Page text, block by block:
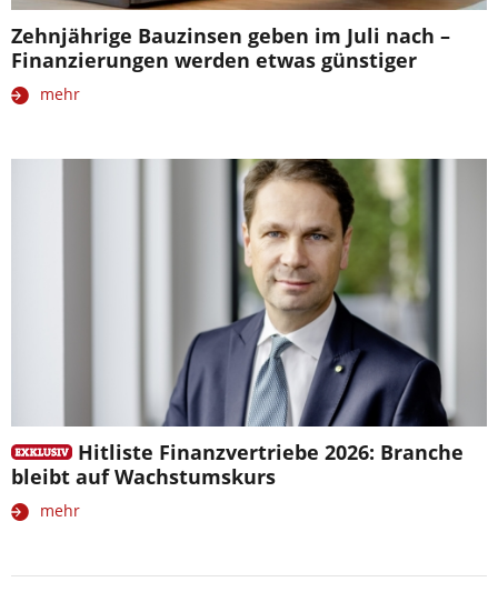
Zehnjährige Bauzinsen geben im Juli nach –
Finanzierungen werden etwas günstiger
mehr
Hitliste Finanzvertriebe 2026: Branche
bleibt auf Wachstumskurs
mehr